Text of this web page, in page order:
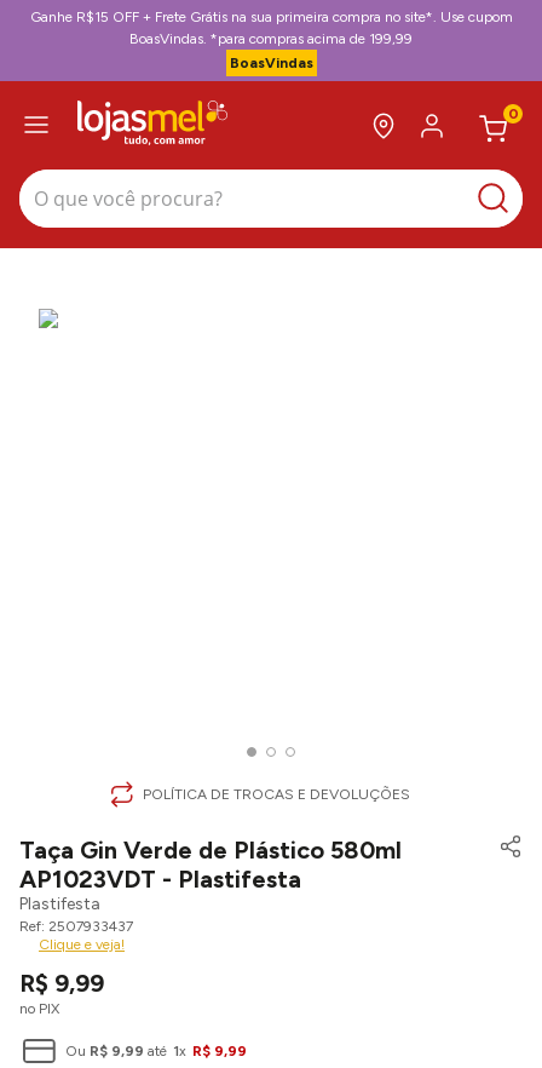
Ganhe R$15 OFF + Frete Grátis na sua primeira compra no site*. Use cupom
BoasVindas. *para compras acima de 199,99
BoasVindas
0
O que você procura?
POLÍTICA DE TROCAS E DEVOLUÇÕES
Taça Gin Verde de Plástico 580ml
AP1023VDT - Plastifesta
Plastifesta
2507933437
Clique e veja!
R$ 9,99
no PIX
Ou R$ 9,99 até 1x R$ 9,99